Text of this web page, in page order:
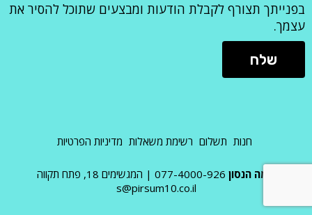
בפנייתך תצורף לקבלת הודעות ומבצעים שתוכל להסיר את
עצמך.
חנות תשלום רשימת משאלות מדיניות הפרטיות
אמה הנסון 077-4000-926
| המגשימים 18, פתח תקווה
s@pirsum10.co.il